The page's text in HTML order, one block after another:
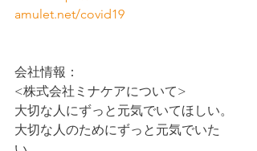
amulet.net/covid19
会社情報：
<株式会社ミナケアについて>
大切な人にずっと元気でいてほしい。
大切な人のためにずっと元気でいた